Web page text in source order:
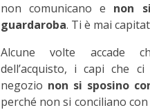
non comunicano e non
guardaroba. Ti è mai
Alcune volte accade
dell’acquisto, i capi che
negozio non si sposino
perché non si conciliano